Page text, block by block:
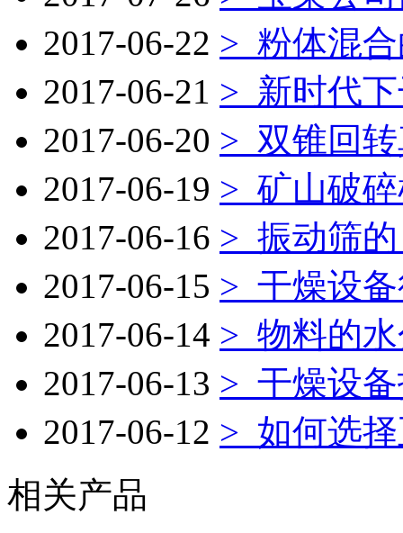
2017-06-22 > 粉体混
2017-06-21 > 新时代
2017-06-20 > 双锥回
2017-06-19 > 矿山破
2017-06-16 > 振动筛
2017-06-15 > 干燥设
2017-06-14 > 物料的
2017-06-13 > 干燥设
2017-06-12 > 如何选
相关产品